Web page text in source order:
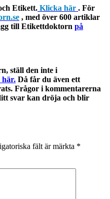
Etikett. Klicka här . För
, med över 600 artiklar
till Etikettdoktorn på
ställ den inte i
här. Då får du även ett
Frågor i kommentarerna
svar kan dröja och blir
fält är märkta *